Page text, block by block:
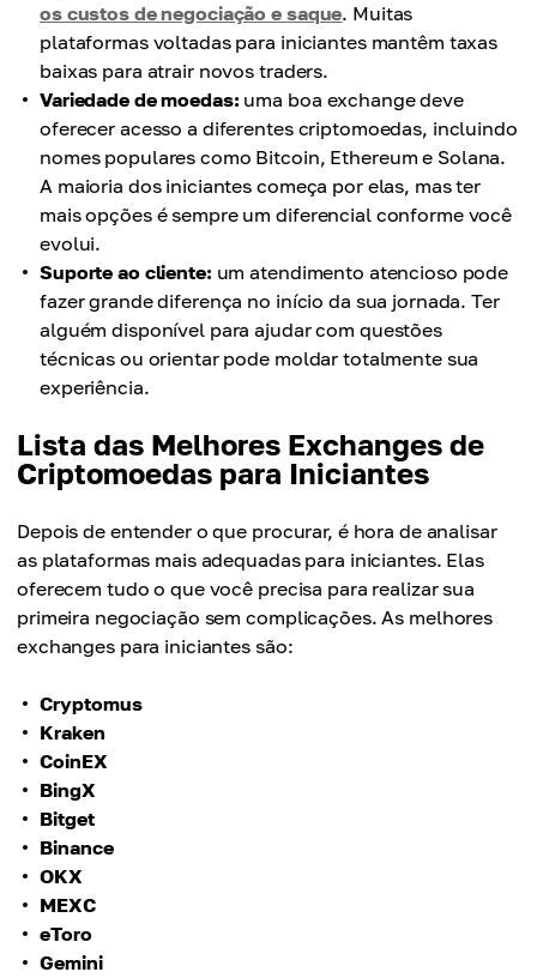
os custos de negociação e saque. Muitas
plataformas voltadas para iniciantes mantêm taxas
baixas para atrair novos traders.
Variedade de moedas: uma boa exchange deve
oferecer acesso a diferentes criptomoedas, incluindo
nomes populares como Bitcoin, Ethereum e Solana.
A maioria dos iniciantes começa por elas, mas ter
mais opções é sempre um diferencial conforme você
evolui.
Suporte ao cliente: um atendimento atencioso pode
fazer grande diferença no início da sua jornada. Ter
alguém disponível para ajudar com questões
técnicas ou orientar pode moldar totalmente sua
experiência.
Lista das Melhores Exchanges de
Criptomoedas para Iniciantes
Depois de entender o que procurar, é hora de analisar
as plataformas mais adequadas para iniciantes. Elas
oferecem tudo o que você precisa para realizar sua
primeira negociação sem complicações. As melhores
exchanges para iniciantes são:
Cryptomus
Kraken
CoinEX
BingX
Bitget
Binance
OKX
MEXC
eToro
Gemini